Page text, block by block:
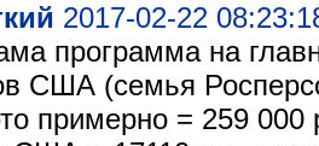
2017-02-22
программа на
США (семья
примерно = 259